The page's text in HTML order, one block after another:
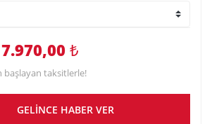
₺
başlayan taksitlerle!
GELİNCE HABER VER